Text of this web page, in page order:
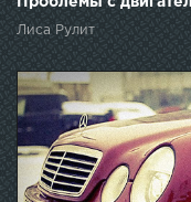
Лиса Рулит